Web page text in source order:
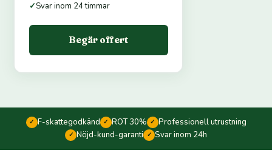
✓Svar inom 24 timmar
Begär offert
✓ F-skattegodkänd ✓ ROT 30% ✓ Professionell utrustning
✓ Nöjd-kund-garanti ✓ Svar inom 24h